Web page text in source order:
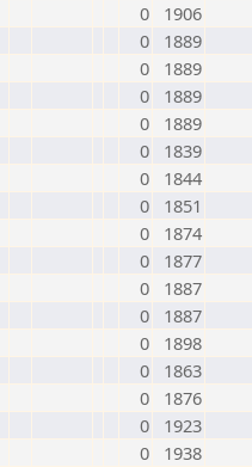
0
1906
0
1889
0
1889
0
1889
0
1889
0
1839
0
1844
0
1851
0
1874
0
1877
0
1887
0
1887
0
1898
0
1863
0
1876
0
1923
0
1938